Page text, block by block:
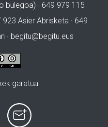
bulegoa) · 649 979 115
923 Asier Abrisketa · 649
· begitu@begitu.eus
garatua